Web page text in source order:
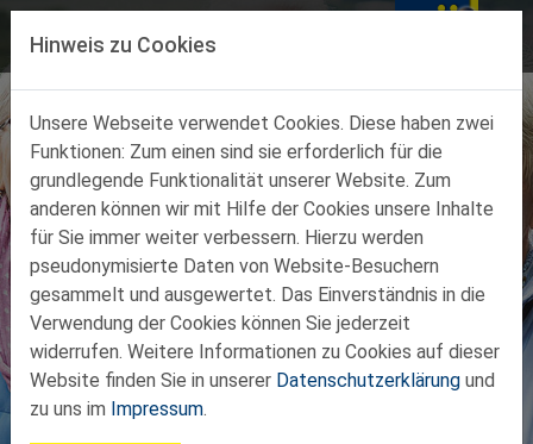
Direkt zur Hauptnavigation springen
Direkt zum Inhalt springen
MENÜ
29. Landes-
Wandertag am
04.09.2026 in
Mauer bei
Hinweis zu Cookies
Unsere Webseite verwendet Cookies. Diese haben zwei
Funktionen: Zum einen sind sie erforderlich für die
grundlegende Funktionalität unserer Website. Zum
anderen können wir mit Hilfe der Cookies unsere Inhalte
für Sie immer weiter verbessern. Hierzu werden
pseudonymisierte Daten von Website-Besuchern
gesammelt und ausgewertet. Das Einverständnis in die
Verwendung der Cookies können Sie jederzeit
widerrufen. Weitere Informationen zu Cookies auf dieser
Website finden Sie in unserer Datenschutzerklärung und
zu uns im Impressum.